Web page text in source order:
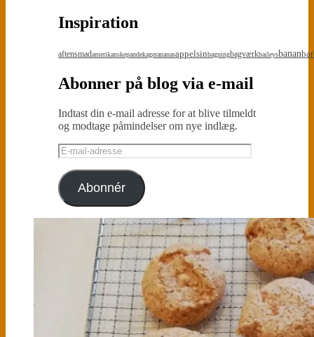
Inspiration
aftensmadamerikanskepandekagerananasappelsinbagningbagværkbaileysbananbar
Abonner på blog via e-mail
Indtast din e-mail adresse for at blive tilmeldt
og modtage påmindelser om nye indlæg.
E-
mail-
adresse
Abonnér